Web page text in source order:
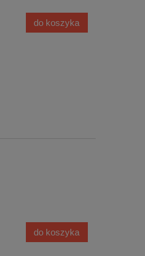
do koszyka
do koszyka